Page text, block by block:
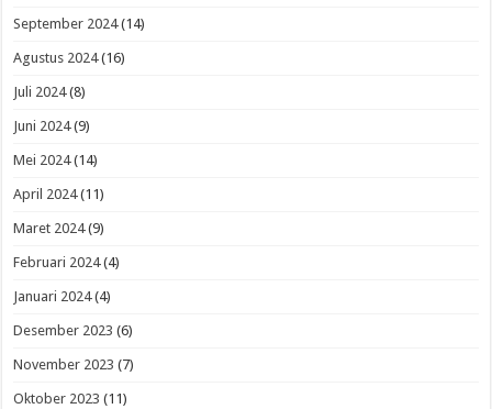
September 2024(14)
Agustus 2024(16)
Juli 2024(8)
Juni 2024(9)
Mei 2024(14)
April 2024(11)
Maret 2024(9)
Februari 2024(4)
Januari 2024(4)
Desember 2023 (6)
November 2023 (7)
Oktober 2023 (11)